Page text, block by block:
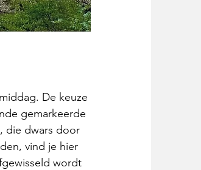
De keuze
gemarkeerde
die dwars door
vind je hier
wordt